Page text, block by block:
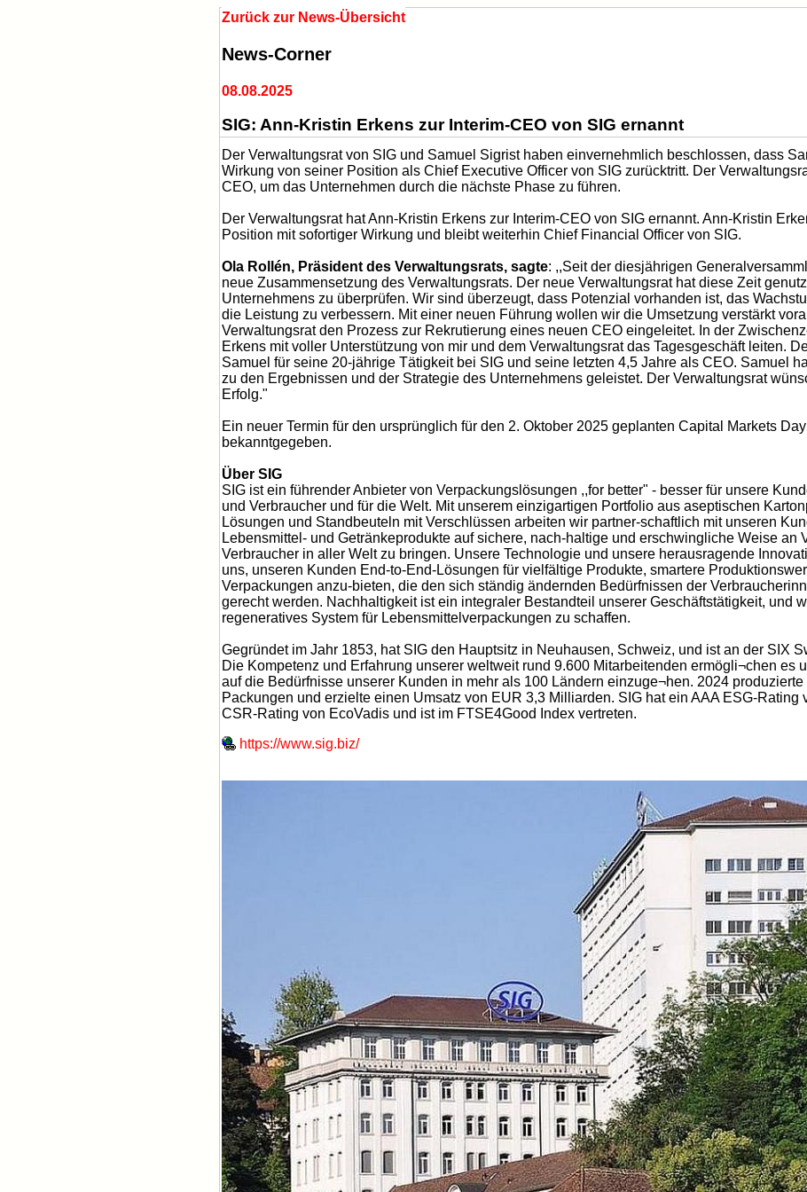
Zurück zur News-Übersicht
News-Corner
08.08.2025
SIG: Ann-Kristin Erkens zur Interim-CEO von SIG ernannt
Der Verwaltungsrat von SIG und Samuel Sigrist haben einvernehmlich beschlossen, dass
Wirkung von seiner Position als Chief Executive Officer von SIG zurücktritt. Der
CEO, um das Unternehmen durch die nächste Phase zu führen.
Der Verwaltungsrat hat Ann-Kristin Erkens zur Interim-CEO von SIG ernannt. Ann-Kristin
Position mit sofortiger Wirkung und bleibt weiterhin Chief Financial Officer von SIG.
Ola Rollén, Präsident des Verwaltungsrats, sagte: ,,Seit der diesjährigen
neue Zusammensetzung des Verwaltungsrats. Der neue Verwaltungsrat hat diese Zeit
Unternehmens zu überprüfen. Wir sind überzeugt, dass Potenzial vorhanden ist, das
die Leistung zu verbessern. Mit einer neuen Führung wollen wir die Umsetzung verstärkt
Verwaltungsrat den Prozess zur Rekrutierung eines neuen CEO eingeleitet. In der
Erkens mit voller Unterstützung von mir und dem Verwaltungsrat das Tagesgeschäft leiten.
Samuel für seine 20-jährige Tätigkeit bei SIG und seine letzten 4,5 Jahre als CEO. Samuel
zu den Ergebnissen und der Strategie des Unternehmens geleistet. Der Verwaltungsrat
Erfolg."
Ein neuer Termin für den ursprünglich für den 2. Oktober 2025 geplanten Capital Markets
bekanntgegeben.
Über SIG
SIG ist ein führender Anbieter von Verpackungslösungen ,,for better" - besser für unsere
und Verbraucher und für die Welt. Mit unserem einzigartigen Portfolio aus aseptischen
Lösungen und Standbeuteln mit Verschlüssen arbeiten wir partner-schaftlich mit unseren
Lebensmittel- und Getränkeprodukte auf sichere, nach-haltige und erschwingliche Weise an
Verbraucher in aller Welt zu bringen. Unsere Technologie und unsere herausragende
uns, unseren Kunden End-to-End-Lösungen für vielfältige Produkte, smartere
Verpackungen anzu-bieten, die den sich ständig ändernden Bedürfnissen der
gerecht werden. Nachhaltigkeit ist ein integraler Bestandteil unserer Geschäftstätigkeit, und
regeneratives System für Lebensmittelverpackungen zu schaffen.
Gegründet im Jahr 1853, hat SIG den Hauptsitz in Neuhausen, Schweiz, und ist an der SIX
Die Kompetenz und Erfahrung unserer weltweit rund 9.600 Mitarbeitenden ermögli¬chen es
auf die Bedürfnisse unserer Kunden in mehr als 100 Ländern einzuge¬hen. 2024
Packungen und erzielte einen Umsatz von EUR 3,3 Milliarden. SIG hat ein AAA ESG-Rating
CSR-Rating von EcoVadis und ist im FTSE4Good Index vertreten.
https://www.sig.biz/